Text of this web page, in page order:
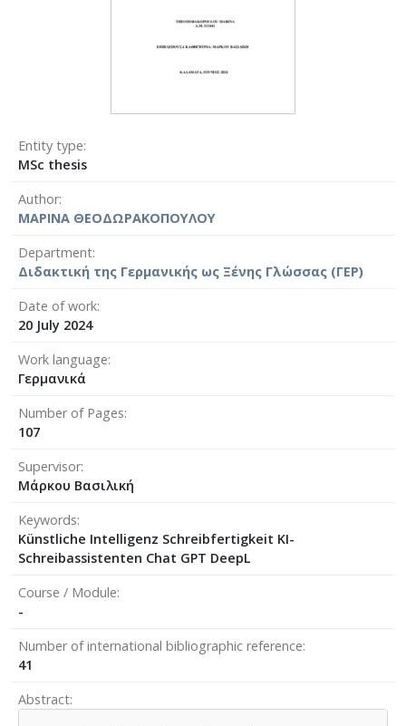
Entity type
MSc thesis
Author
ΜΑΡΙΝΑ ΘΕΟΔΩΡΑΚΟΠΟΥΛΟΥ
Department
Διδακτική της Γερμανικής ως Ξένης Γλώσσας (ΓΕΡ)
Date of work
20 July 2024
Work language
Γερμανικά
Number of Pages
107
Supervisor
Μάρκου Βασιλική
Keywords
Künstliche Intelligenz Schreibfertigkeit KI-
Schreibassistenten Chat GPT DeepL
Course / Module
-
Number of international bibliographic reference
41
Abstract